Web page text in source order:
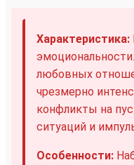
Характеристика:
любовных
чрезмерно
конфликты на
ситуаций и
Особенности: